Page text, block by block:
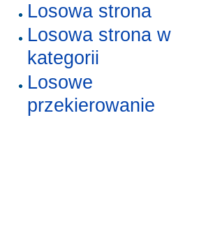
Losowa strona
Losowa strona w
kategorii
Losowe
przekierowanie